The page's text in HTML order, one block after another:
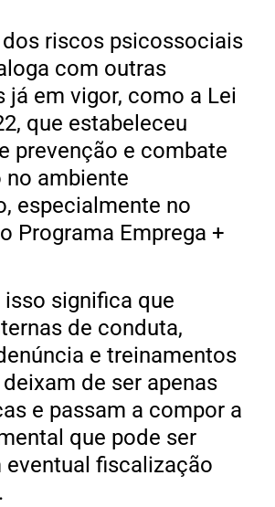
riscos psicossociais
com outras
já em vigor, como a Lei
que estabeleceu
prevenção e combate
no ambiente
especialmente no
Programa Emprega +
isso significa que
de conduta,
e treinamentos
de ser apenas
e passam a compor a
que pode ser
eventual fiscalização